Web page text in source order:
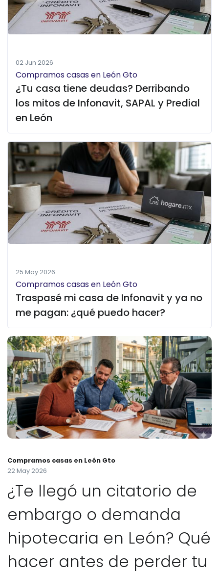
02 Jun 2026
Compramos casas en León Gto
¿Tu casa tiene deudas? Derribando
los mitos de Infonavit, SAPAL y Predial
en León
25 May 2026
Compramos casas en León Gto
Traspasé mi casa de Infonavit y ya no
me pagan: ¿qué puedo hacer?
Compramos casas en León Gto
22 May 2026
¿Te llegó un citatorio de
embargo o demanda
hipotecaria en León? Qué
hacer antes de perder tu